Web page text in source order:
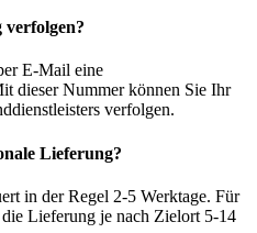
verfolgen?
E-Mail eine
dieser Nummer können Sie Ihr
verfolgen.
Lieferung?
in der Regel 2-5 Werktage. Für
Lieferung je nach Zielort 5-14